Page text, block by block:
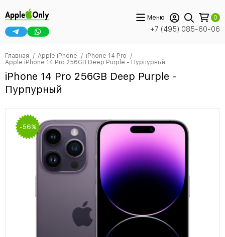
+7 (495) 085-60-06
Меню 0
Главная Apple iPhone
iPhone 14 Pro
Apple iPhone 14 Pro 256GB Deep Purple - Пурпурный
iPhone 14 Pro 256GB Deep Purple -
Пурпурный
-56%